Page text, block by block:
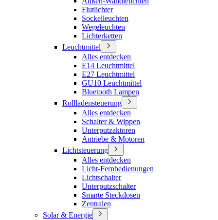
Flutlichter
Sockelleuchten
Wegeleuchten
Lichterketten
Leuchtmittel
Alles entdecken
E14 Leuchtmittel
E27 Leuchtmittel
GU10 Leuchtmittel
Bluetooth Lampen
Rollladensteuerung
Alles entdecken
Schalter & Wippen
Unterputzaktoren
Antriebe & Motoren
Lichtsteuerung
Alles entdecken
Licht-Fernbedienungen
Lichtschalter
Unterputzschalter
Smarte Steckdosen
Zentralen
Solar & Energie